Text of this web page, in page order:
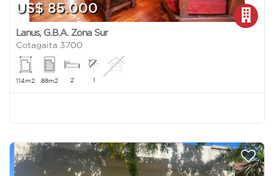
US$ 85.000
Lanus, G.B.A. Zona Sur
Cotagaita 3700
114m2 88m2 2 1